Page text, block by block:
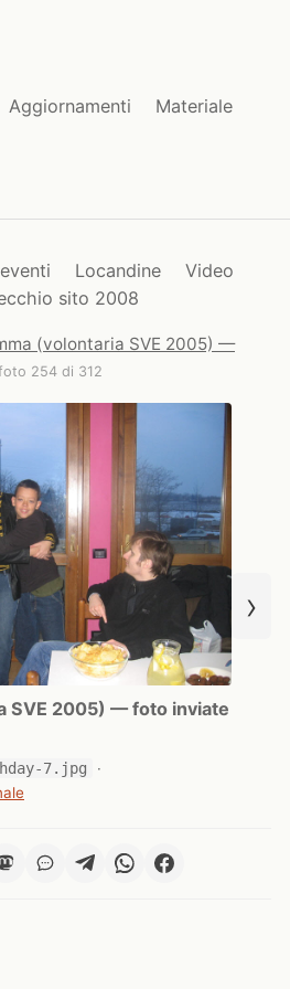
Aggiornamenti
Materiale
Locandine
Video
sito 2008
(volontaria SVE 2005) —
foto 254 di 312
SVE 2005) — foto inviate
7.jpg
·
›